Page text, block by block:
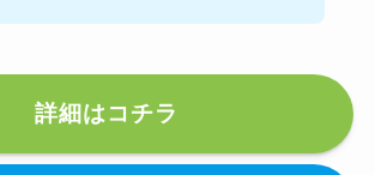
詳細はコチラ